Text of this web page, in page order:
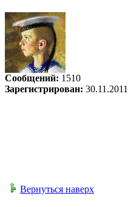
Сообщений: 1510
Зарегистрирован: 30.11.2011
Вернуться наверх